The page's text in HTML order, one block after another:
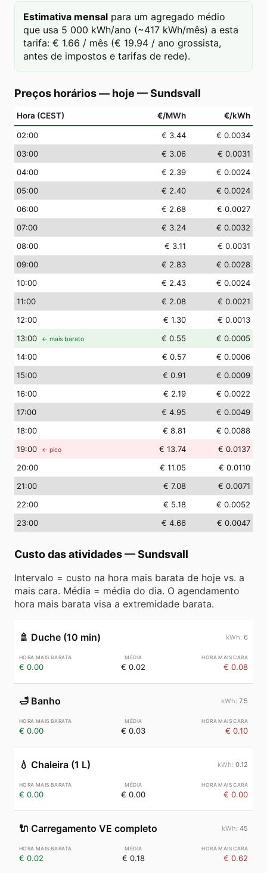
Estimativa mensal para um agregado médio
que usa 5 000 kWh/ano (~417 kWh/mês) a esta
tarifa: € 1.66 / mês (€ 19.94 / ano grossista,
antes de impostos e tarifas de rede).
Preços horários — hoje —Sundsvall
Hora (CEST) €/MWh €/kWh
02:00 € 3.44
€ 0.0034
03:00 € 3.06
€ 0.0031
04:00 € 2.39
€ 0.0024
05:00 € 2.40
€ 0.0024
06:00 € 2.68
€ 0.0027
07:00 € 3.24
€ 0.0032
08:00 € 3.11
€ 0.0031
09:00 € 2.83
€ 0.0028
10:00 € 2.43
€ 0.0024
11:00 € 2.08
€ 0.0021
12:00 € 1.30
€ 0.0013
13:00 ← mais barato € 0.55
€ 0.0005
14:00 € 0.57
€ 0.0006
15:00 € 0.91
€ 0.0009
16:00 € 2.19
€ 0.0022
17:00 € 4.95
€ 0.0049
18:00 € 8.81
€ 0.0088
19:00 ← pico € 13.74
€ 0.0137
20:00 € 11.05
€ 0.0110
21:00 € 7.08
€ 0.0071
22:00 € 5.18
€ 0.0052
23:00 € 4.66 € 0.0047
Custo das atividades—Sundsvall
Intervalo = custo na hora mais barata de hoje vs. a
mais cara. Média = média do dia. O agendamento
hora mais barata visa a extremidade barata.
🚿 Duche (10 min) 6
€ 0.00 € 0.02 € 0.08
🛁 Banho 7.5
€ 0.00 € 0.03 € 0.10
💧 Chaleira (1 L) 0.12
€ 0.00 € 0.00 € 0.00
🔌 Carregamento VE completo 45
€ 0.02 € 0.18 € 0.62